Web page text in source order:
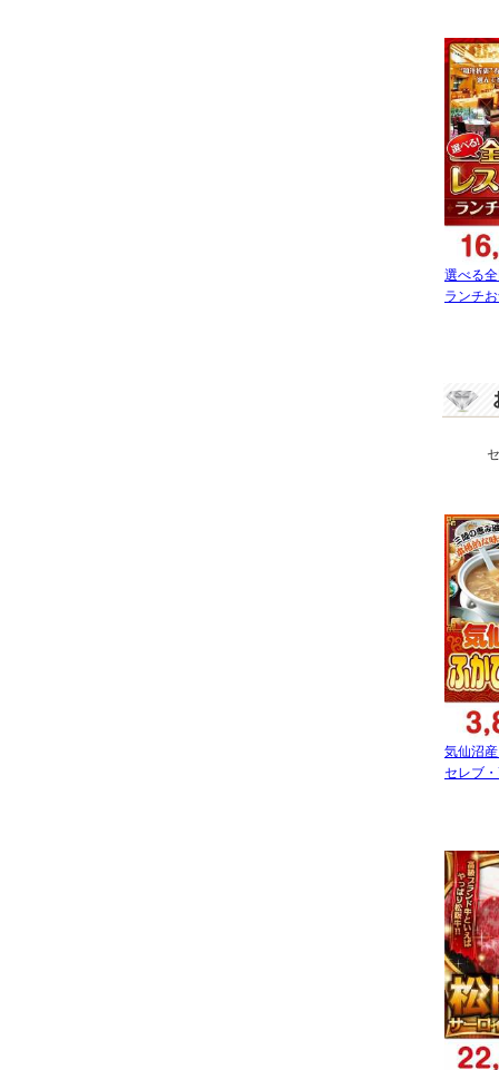
選べる
ランチ
気仙沼
セレブ